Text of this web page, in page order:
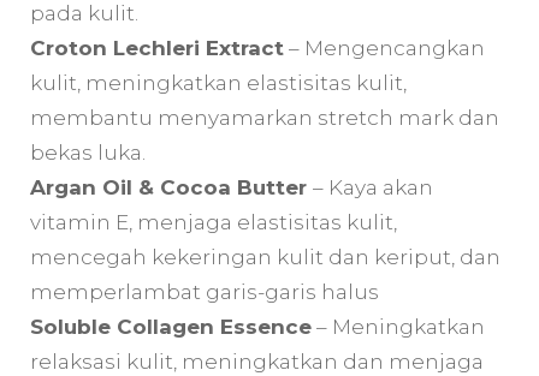
pada kulit.
Croton Lechleri Extract – Mengencangkan
kulit, meningkatkan elastisitas kulit,
membantu menyamarkan stretch mark dan
bekas luka.
Argan Oil & Cocoa Butter – Kaya akan
vitamin E, menjaga elastisitas kulit,
mencegah kekeringan kulit dan keriput, dan
memperlambat garis-garis halus
Soluble Collagen Essence – Meningkatkan
relaksasi kulit, meningkatkan dan menjaga